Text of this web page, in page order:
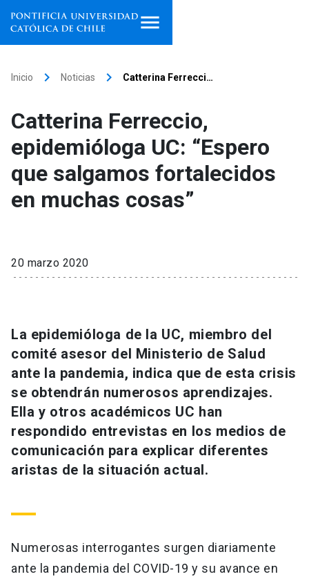
Facultades, escuelas e
institutos
Investigación
Información para keyboard_arrow_down
Futuros estudiantes
Estudiantes
Académicos
Go to english site launch
ACCESOS DIRECTOS
Admisión launch
Correo UC
Mi Portal UC launch
Medios Biblioteca launch
Inicio keyboard_arrow_right Noticias keyboard_arrow_right Catterina Ferrecci…
Catterina Ferreccio,
epidemióloga UC: “Espero
que salgamos fortalecidos
en muchas cosas”
20 marzo 2020
La epidemióloga de la UC, miembro del
comité asesor del Ministerio de Salud
ante la pandemia, indica que de esta crisis
se obtendrán numerosos aprendizajes.
Ella y otros académicos UC han
respondido entrevistas en los medios de
comunicación para explicar diferentes
aristas de la situación actual.
Numerosas interrogantes surgen diariamente
ante la pandemia del COVID-19 y su avance en